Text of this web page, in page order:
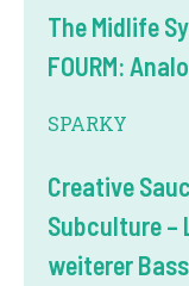
The Midlife
FOURM:
SPARKY
Creative
Subculture –
weiterer